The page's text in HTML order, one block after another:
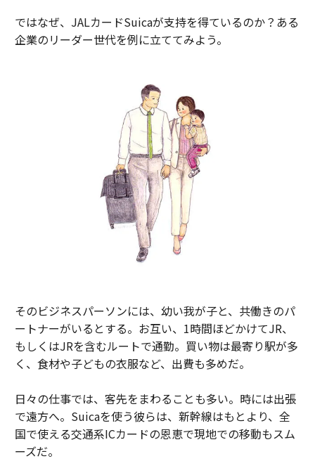
ではなぜ、JALカードSuicaが支持を得ているのか？ある
企業のリーダー世代を例に立ててみよう。
そのビジネスパーソンには、幼い我が子と、共働きのパ
ートナーがいるとする。お互い、1時間ほどかけてJR、
もしくはJRを含むルートで通勤。買い物は最寄り駅が多
く、食材や子どもの衣服など、出費も多めだ。
日々の仕事では、客先をまわることも多い。時には出張
で遠方へ。Suicaを使う彼らは、新幹線はもとより、全
国で使える交通系ICカードの恩恵で現地での移動もスム
ーズだ。